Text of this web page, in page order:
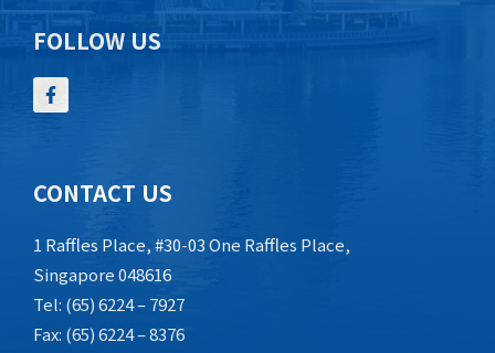
FOLLOW US
CONTACT US
1 Raffles Place, #30-03 One Raffles Place,
Singapore 048616
Tel: (65) 6224 – 7927
Fax: (65) 6224 – 8376